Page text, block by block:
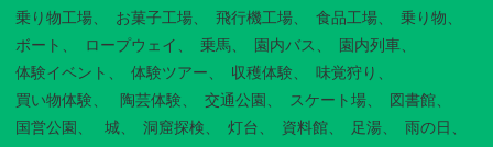
乗り物工場
お菓子工場 飛行機工場 食品工場
乗り物
ボート
ロープウェイ 乗馬 園内バス
園内列車
体験イベント
体験ツアー 収穫体験
味覚狩り
買い物体験
陶芸体験 交通公園 スケート場
図書館
国営公園
城 洞窟探検 灯台 資料館 足湯
雨の日